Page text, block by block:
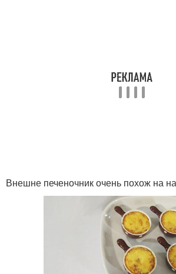
Внешне печеночник очень похож на